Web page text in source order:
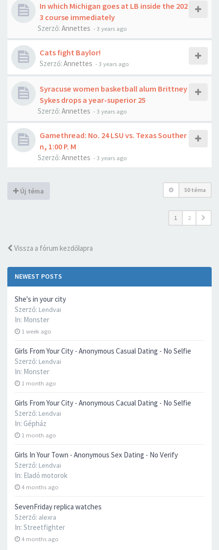
NEWEST POSTS
She's in your city
Szerző: Lendvai
In: Monster
1 week ago
Girls From Your City - Anonymous Casual Dating - No Selfie
Szerző: Lendvai
In: Monster
1 month ago
Girls From Your City - Anonymous Cacual Dating - No Selfie
Szerző: Lendvai
In: Gépház
1 month ago
Girls In Your Town - Anonymous Sex Dating - No Verify
Szerző: Lendvai
In: Eladó motorok
4 months ago
SevenFriday replica watches
Szerző: alexra
In: Streetfighter
4 months ago
In which Michigan goes at LB inside the 202
3 course immediately
Szerző: Annettes -3 years ago
Cats fight Baylor!
Szerző: Annettes -3 years ago
Syracuse women basketball alum Brittney
Sykes drops a year-superior 25
Szerző: Annettes -3 years ago
Gamethread: No. 24 LSU vs. Texas Souther
n, 1:00 P. M
Szerző: Annettes -3 years ago
Új téma 50 téma
1 2
Vissza a fórum kezdőlapra